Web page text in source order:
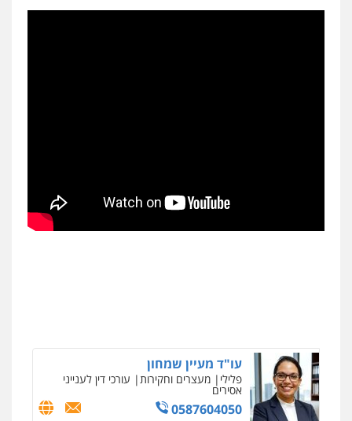
עו"ד מעיין שמחון
פלילי מעצרים וחקירות עורכי דין לענייני
אסירים
0587604050